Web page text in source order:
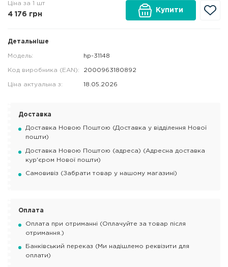
Ціна за 1 шт
4 176 грн
Купити
Детальніше
Модель: hp-31148
Код виробника (EAN): 2000963180892
Ціна актуальна з: 18.05.2026
Доставка
Доставка Новою Поштою (Доставка у відділення Нової
пошти)
Доставка Новою Поштою (адреса) (Адресна доставка
кур'єром Нової пошти)
Самовивіз (Забрати товар у нашому магазині)
Оплата
Оплата при отриманні (Оплачуйте за товар після
отримання.)
Банківський переказ (Ми надішлемо реквізити для
оплати)